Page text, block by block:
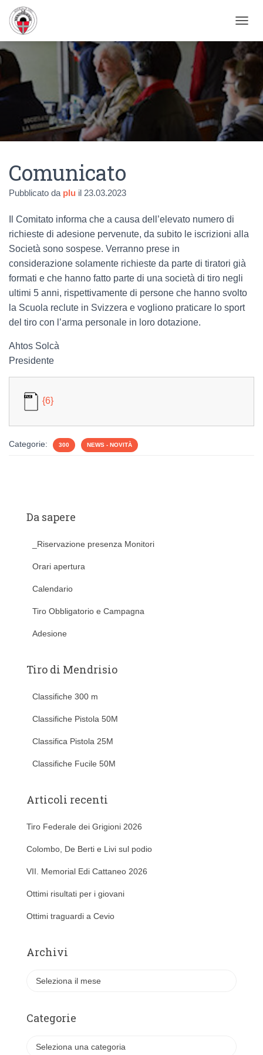
Comunicato
Pubblicato da plu il 23.03.2023
Il Comitato informa che a causa dell’elevato numero di
richieste di adesione pervenute, da subito le iscrizioni alla
Società sono sospese. Verranno prese in
considerazione solamente richieste da parte di tiratori già
formati e che hanno fatto parte di una società di tiro negli
ultimi 5 anni, rispettivamente di persone che hanno svolto
la Scuola reclute in Svizzera e vogliono praticare lo sport
del tiro con l’arma personale in loro dotazione.
Ahtos Solcà
Presidente
{6}
Categorie: 300 NEWS - NOVITÀ
Da sapere
_Riservazione presenza Monitori
Orari apertura
Calendario
Tiro Obbligatorio e Campagna
Adesione
Tiro di Mendrisio
Classifiche 300 m
Classifiche Pistola 50M
Classifica Pistola 25M
Classifiche Fucile 50M
Articoli recenti
Tiro Federale dei Grigioni 2026
Colombo, De Berti e Livi sul podio
VII. Memorial Edi Cattaneo 2026
Ottimi risultati per i giovani
Ottimi traguardi a Cevio
Archivi
h
Categorie